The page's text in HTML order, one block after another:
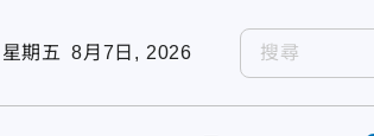
星期五 8月7日, 2026